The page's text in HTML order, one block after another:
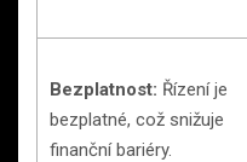
Bezplatnost: Řízení je
bezplatné, což snižuje
finanční bariéry.